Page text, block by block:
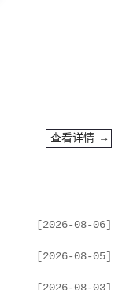
查看详情 →
[2026-08-06]
[2026-08-05]